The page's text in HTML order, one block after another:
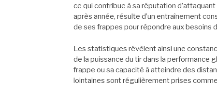
ce qui contribue à sa réputation
après année, résulte d’un entraînement
de ses frappes pour répondre aux besoins
Les statistiques révèlent ainsi une
de la puissance du tir dans la performance
frappe ou sa capacité à atteindre des
lointaines sont régulièrement prises